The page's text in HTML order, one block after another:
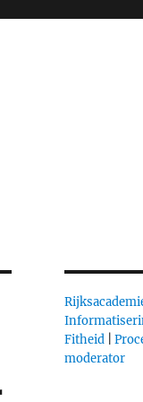
Fitheid|
moderator